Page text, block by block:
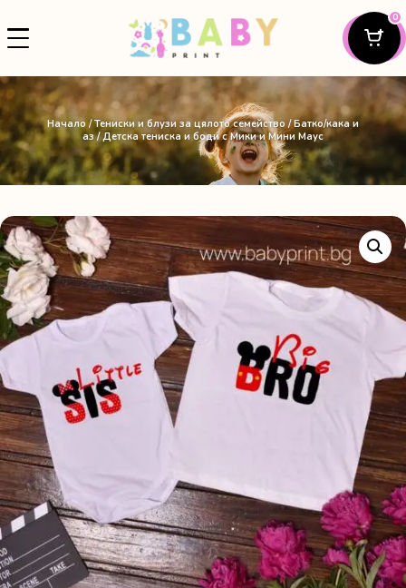
0
Начало /Тениски и блузи за цялото семейство/Батко/кака и
аз/ Детска тениска и боди с Мики и Мини Маус